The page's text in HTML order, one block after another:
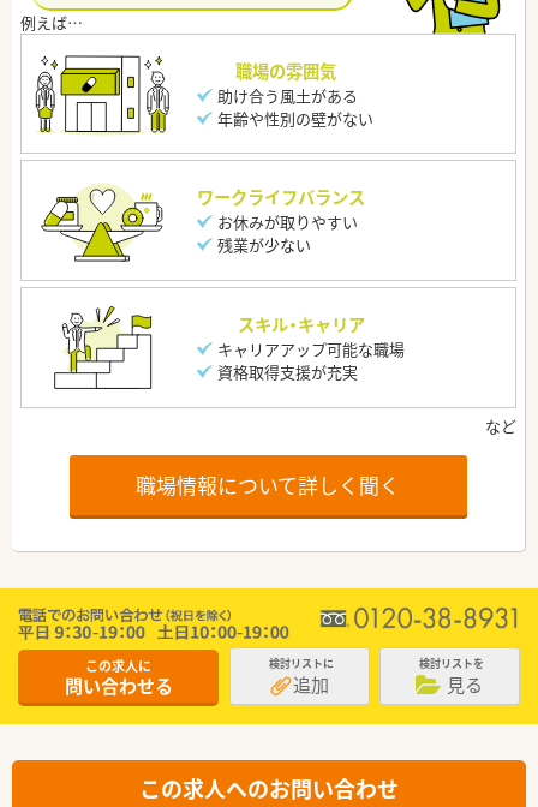
職場の雰囲気
助け合う風土がある
年齢や性別の壁がない
ワークライフバランス
お休みが取りやすい
残業が少ない
スキル・キャリア
キャリアアップ可能な職場
資格取得支援が充実
職場情報について詳しく聞く
この求人に
問い合わせる
検討リストに
追加
検討リストを
見る
この求人へのお問い合わせ